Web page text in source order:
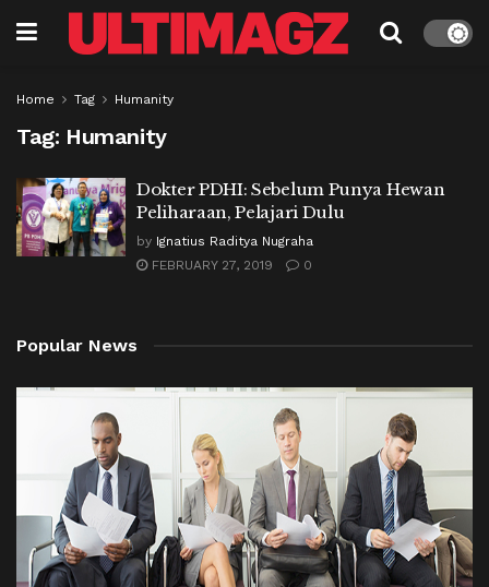
Home Tag Humanity
Tag: Humanity
Dokter PDHI: Sebelum Punya Hewan
Peliharaan, Pelajari Dulu
by Ignatius Raditya Nugraha
FEBRUARY 27, 2019
0
Popular News